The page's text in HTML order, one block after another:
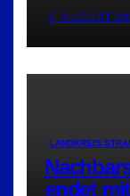
9. AUGUST
LANDKREIS
endet